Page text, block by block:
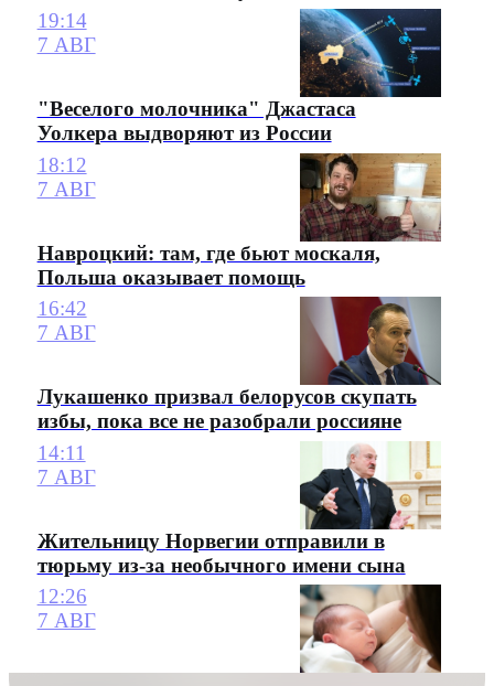
19:14
7 АВГ
"Веселого молочника" Джастаса
Уолкера выдворяют из России
18:12
7 АВГ
Навроцкий: там, где бьют москаля,
Польша оказывает помощь
16:42
7 АВГ
Лукашенко призвал белорусов скупать
избы, пока все не разобрали россияне
14:11
7 АВГ
Жительницу Норвегии отправили в
тюрьму из-за необычного имени сына
12:26
7 АВГ